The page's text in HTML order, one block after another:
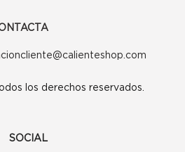
los derechos reservados.
SOCIAL